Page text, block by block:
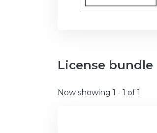
License bundle
Now showing 1 - 1 of 1